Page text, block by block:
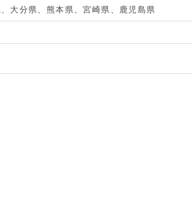
大分県、熊本県、宮崎県、鹿児島県